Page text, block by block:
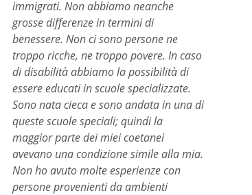
immigrati. Non abbiamo neanche
grosse differenze in termini di
benessere. Non ci sono persone ne
troppo ricche, ne troppo povere. In caso
di disabilità abbiamo la possibilità di
essere educati in scuole specializzate.
Sono nata cieca e sono andata in una di
queste scuole speciali; quindi la
maggior parte dei miei coetanei
avevano una condizione simile alla mia.
Non ho avuto molte esperienze con
persone provenienti da ambienti